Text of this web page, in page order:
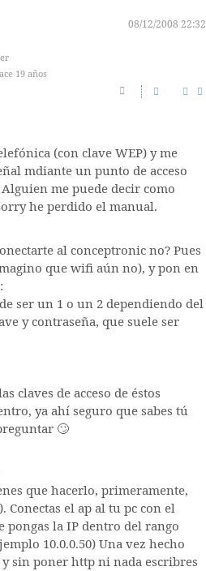
08/12/2008 22:32
19 años
(con clave WEP) y me
mdiante un punto de acceso
me puede decir como
he perdido el manual.
al conceptronic no? Pues
que wifi aún no), y pon en
ser un 1 o un 2 dependiendo del
y contraseña, que suele ser
claves de acceso de éstos
ya ahí seguro que sabes tú
🙄
que hacerlo, primeramente,
el ap al tu pc con el
pongas la IP dentro del rango
10.0.0.50) Una vez hecho
y sin poner http ni nada escribres